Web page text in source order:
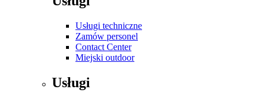
Usługi techniczne
Zamów personel
Contact Center
Miejski outdoor
Usługi